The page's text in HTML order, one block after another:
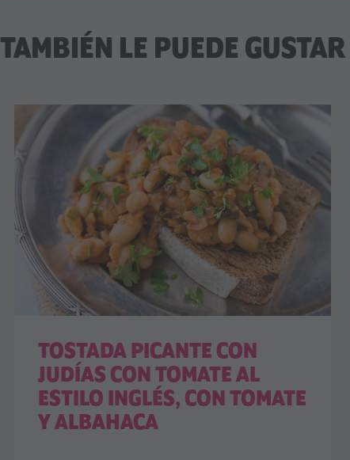
TAMBIÉN LE PUEDE GUSTAR
TOSTADA PICANTE CON
JUDÍAS CON TOMATE AL
ESTILO INGLÉS, CON TOMATE
Y ALBAHACA